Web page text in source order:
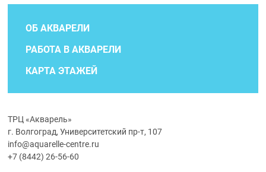
ОБ АКВАРЕЛИ
РАБОТА В АКВАРЕЛИ
КАРТА ЭТАЖЕЙ
ТРЦ «Акварель»
г. Волгоград, Университетский пр-т, 107
info@aquarelle-centre.ru
+7 (8442) 26-56-60